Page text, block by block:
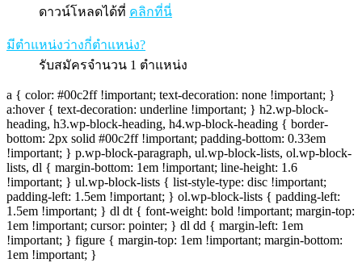
ดาวน์โหลดได้ที่ คลิกที่นี่
มีตำแหน่งว่างกี่ตำแหน่ง?
รับสมัครจำนวน 1 ตำแหน่ง
a { color: #00c2ff !important; text-decoration: none !important; }
a:hover { text-decoration: underline !important; } h2.wp-block-
heading, h3.wp-block-heading, h4.wp-block-heading { border-
bottom: 2px solid #00c2ff !important; padding-bottom: 0.33em
!important; } p.wp-block-paragraph, ul.wp-block-lists, ol.wp-block-
lists, dl { margin-bottom: 1em !important; line-height: 1.6
!important; } ul.wp-block-lists { list-style-type: disc !important;
padding-left: 1.5em !important; } ol.wp-block-lists { padding-left:
1.5em !important; } dl dt { font-weight: bold !important; margin-top:
1em !important; cursor: pointer; } dl dd { margin-left: 1em
!important; } figure { margin-top: 1em !important; margin-bottom:
1em !important; }